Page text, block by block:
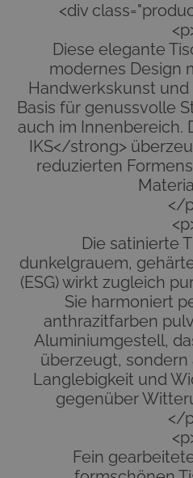
<div
Diese elegante
modernes Design
Handwerkskunst
Basis für genussvolle
auch im Innenbereich.
IKS</strong>
reduzierten
</
Die satinierte
dunkelgrauem,
(ESG) wirkt zugleich
Sie harmoniert
anthrazitfarben
Aluminiumgestell,
überzeugt,
Langlebigkeit und
gegenüber
</
Fein